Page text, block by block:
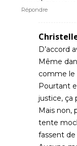
Répondre
D’accord
Même
comme le
Pourtant
justice, ça
Mais non,
tente
fassent de